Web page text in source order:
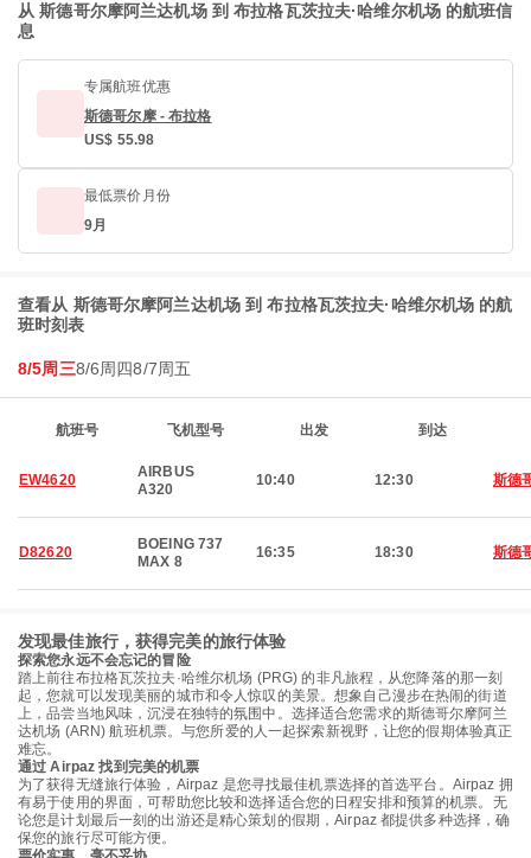
从 斯德哥尔摩阿兰达机场 到 布拉格瓦茨拉夫·哈维尔机场 的航班信
息
专属航班优惠
斯德哥尔摩 - 布拉格
US$ 55.98
最低票价月份
9月
查看从 斯德哥尔摩阿兰达机场 到 布拉格瓦茨拉夫·哈维尔机场 的航
班时刻表
8/5周三8/6周四8/7周五
航班号 飞机型号 出发 到达
EW4620
AIRBUS
A320
10:40 12:30 斯德
D82620
BOEING 737
MAX 8
16:35 18:30 斯德
发现最佳旅行，获得完美的旅行体验
探索您永远不会忘记的冒险
踏上前往布拉格瓦茨拉夫·哈维尔机场 (PRG) 的非凡旅程，从您降落的那一刻
起，您就可以发现美丽的城市和令人惊叹的美景。想象自己漫步在热闹的街道
上，品尝当地风味，沉浸在独特的氛围中。选择适合您需求的斯德哥尔摩阿兰
达机场 (ARN) 航班机票。与您所爱的人一起探索新视野，让您的假期体验真正
难忘。
通过 Airpaz 找到完美的机票
为了获得无缝旅行体验，Airpaz 是您寻找最佳机票选择的首选平台。Airpaz 拥
有易于使用的界面，可帮助您比较和选择适合您的日程安排和预算的机票。无
论您是计划最后一刻的出游还是精心策划的假期，Airpaz 都提供多种选择，确
保您的旅行尽可能方便。